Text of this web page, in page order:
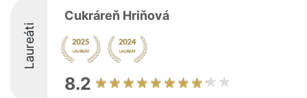
Laureáti
Cukráreň Hriňová
8.2